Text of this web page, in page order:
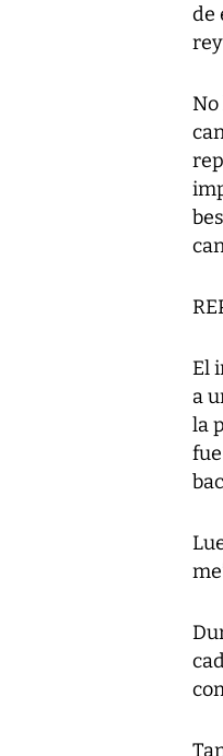
de
No
El
a
la